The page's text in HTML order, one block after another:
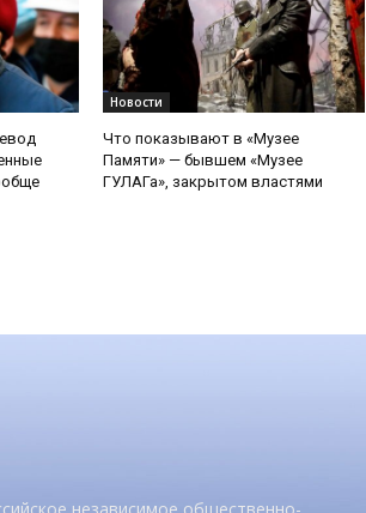
Новости
Что показывают в «Музее
Памяти» — бывшем «Музее
ГУЛАГа», закрытом властями